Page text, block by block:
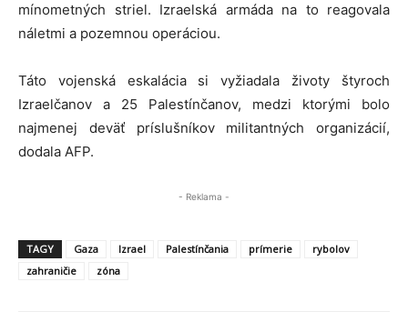
mínometných striel. Izraelská armáda na to reagovala
náletmi a pozemnou operáciou.
Táto vojenská eskalácia si vyžiadala životy štyroch
Izraelčanov a 25 Palestínčanov, medzi ktorými bolo
najmenej deväť príslušníkov militantných organizácií,
dodala AFP.
- Reklama -
TAGY Gaza Izrael Palestínčania prímerie
rybolov
zahraničie
zóna